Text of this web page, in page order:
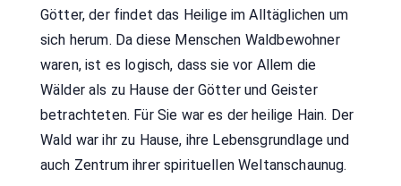
Götter, der findet das Heilige im Alltäglichen um
sich herum. Da diese Menschen Waldbewohner
waren, ist es logisch, dass sie vor Allem die
Wälder als zu Hause der Götter und Geister
betrachteten. Für Sie war es der heilige Hain. Der
Wald war ihr zu Hause, ihre Lebensgrundlage und
auch Zentrum ihrer spirituellen Weltanschaunug.